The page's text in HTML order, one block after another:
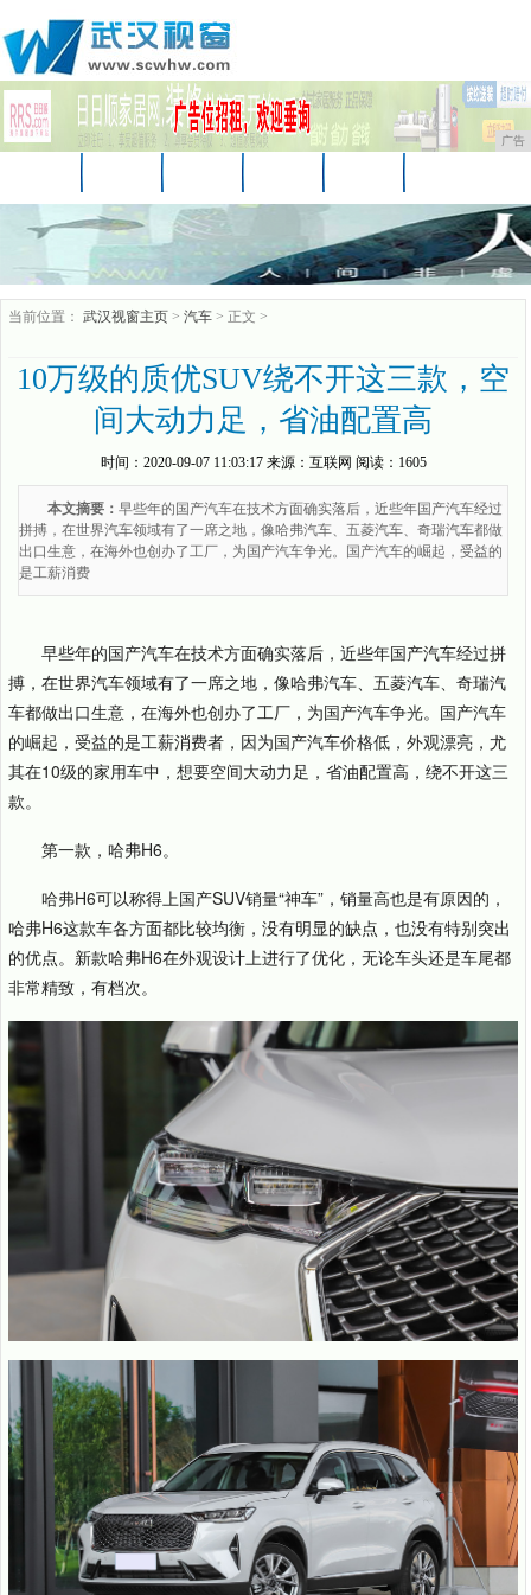
广告
家居 企业
当前位置： 武汉视窗主页 > 汽车 > 正文 >
10万级的质优SUV绕不开这三款，空
间大动力足，省油配置高
时间： 2020-09-07 11:03:17来源： 互联网 阅读：1605
本文摘要： 早些年的国产汽车在技术方面确实落后，近些年国产汽车经过
拼搏，在世界汽车领域有了一席之地，像哈弗汽车、五菱汽车、奇瑞汽车都做
出口生意，在海外也创办了工厂，为国产汽车争光。国产汽车的崛起，受益的
是工薪消费
早些年的国产汽车在技术方面确实落后，近些年国产汽车经过拼
搏，在世界汽车领域有了一席之地，像哈弗汽车、五菱汽车、奇瑞汽
车都做出口生意，在海外也创办了工厂，为国产汽车争光。国产汽车
的崛起，受益的是工薪消费者，因为国产汽车价格低，外观漂亮，尤
其在10级的家用车中，想要空间大动力足，省油配置高，绕不开这三
款。
第一款，哈弗H6。
哈弗H6可以称得上国产SUV销量“神车”，销量高也是有原因的，
哈弗H6这款车各方面都比较均衡，没有明显的缺点，也没有特别突出
的优点。新款哈弗H6在外观设计上进行了优化，无论车头还是车尾都
非常精致，有档次。